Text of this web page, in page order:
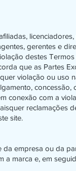
gerentes e
destes
que as Partes
violação ou uso
concessão,
conexão com a
reclamações
site.
empresa ou da
a marca e, em